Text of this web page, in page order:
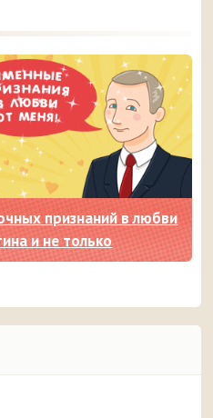
признаний в любви
и не только